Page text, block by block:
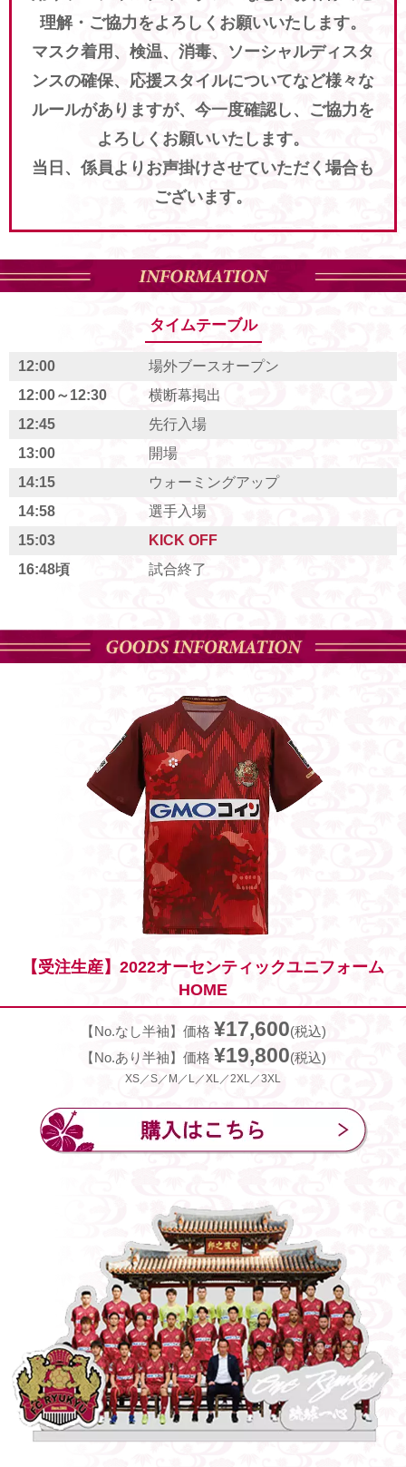
理解・ご協力をよろしくお願いいたします。
マスク着用、検温、消毒、ソーシャルディスタ
ンスの確保、応援スタイルについてなど様々な
ルールがありますが、今一度確認し、ご協力を
よろしくお願いいたします。
当日、係員よりお声掛けさせていただく場合も
ございます。
タイムテーブル
12:00
場外ブースオープン
12:00～12:30
横断幕掲出
12:45
先行入場
13:00
開場
14:15
ウォーミングアップ
14:58
選手入場
15:03
KICK OFF
16:48頃
試合終了
【受注生産】2022オーセンティックユニフォーム
HOME
【No.なし半袖】価格 ¥17,600(税込)
【No.あり半袖】価格 ¥19,800(税込)
XS／S／M／L／XL／2XL／3XL